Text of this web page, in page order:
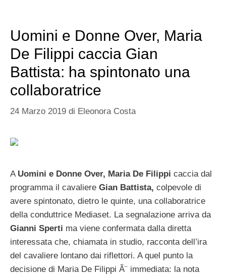
Uomini e Donne Over, Maria
De Filippi caccia Gian
Battista: ha spintonato una
collaboratrice
24 Marzo 2019 di Eleonora Costa
A Uomini e Donne Over, Maria De Filippi caccia dal
programma il cavaliere Gian Battista, colpevole di
avere spintonato, dietro le quinte, una collaboratrice
della conduttrice Mediaset. La segnalazione arriva da
Gianni Sperti ma viene confermata dalla diretta
interessata che, chiamata in studio, racconta dell’ira
del cavaliere lontano dai riflettori. A quel punto la
decisione di Maria De Filippi Ã¨ immediata: la nota